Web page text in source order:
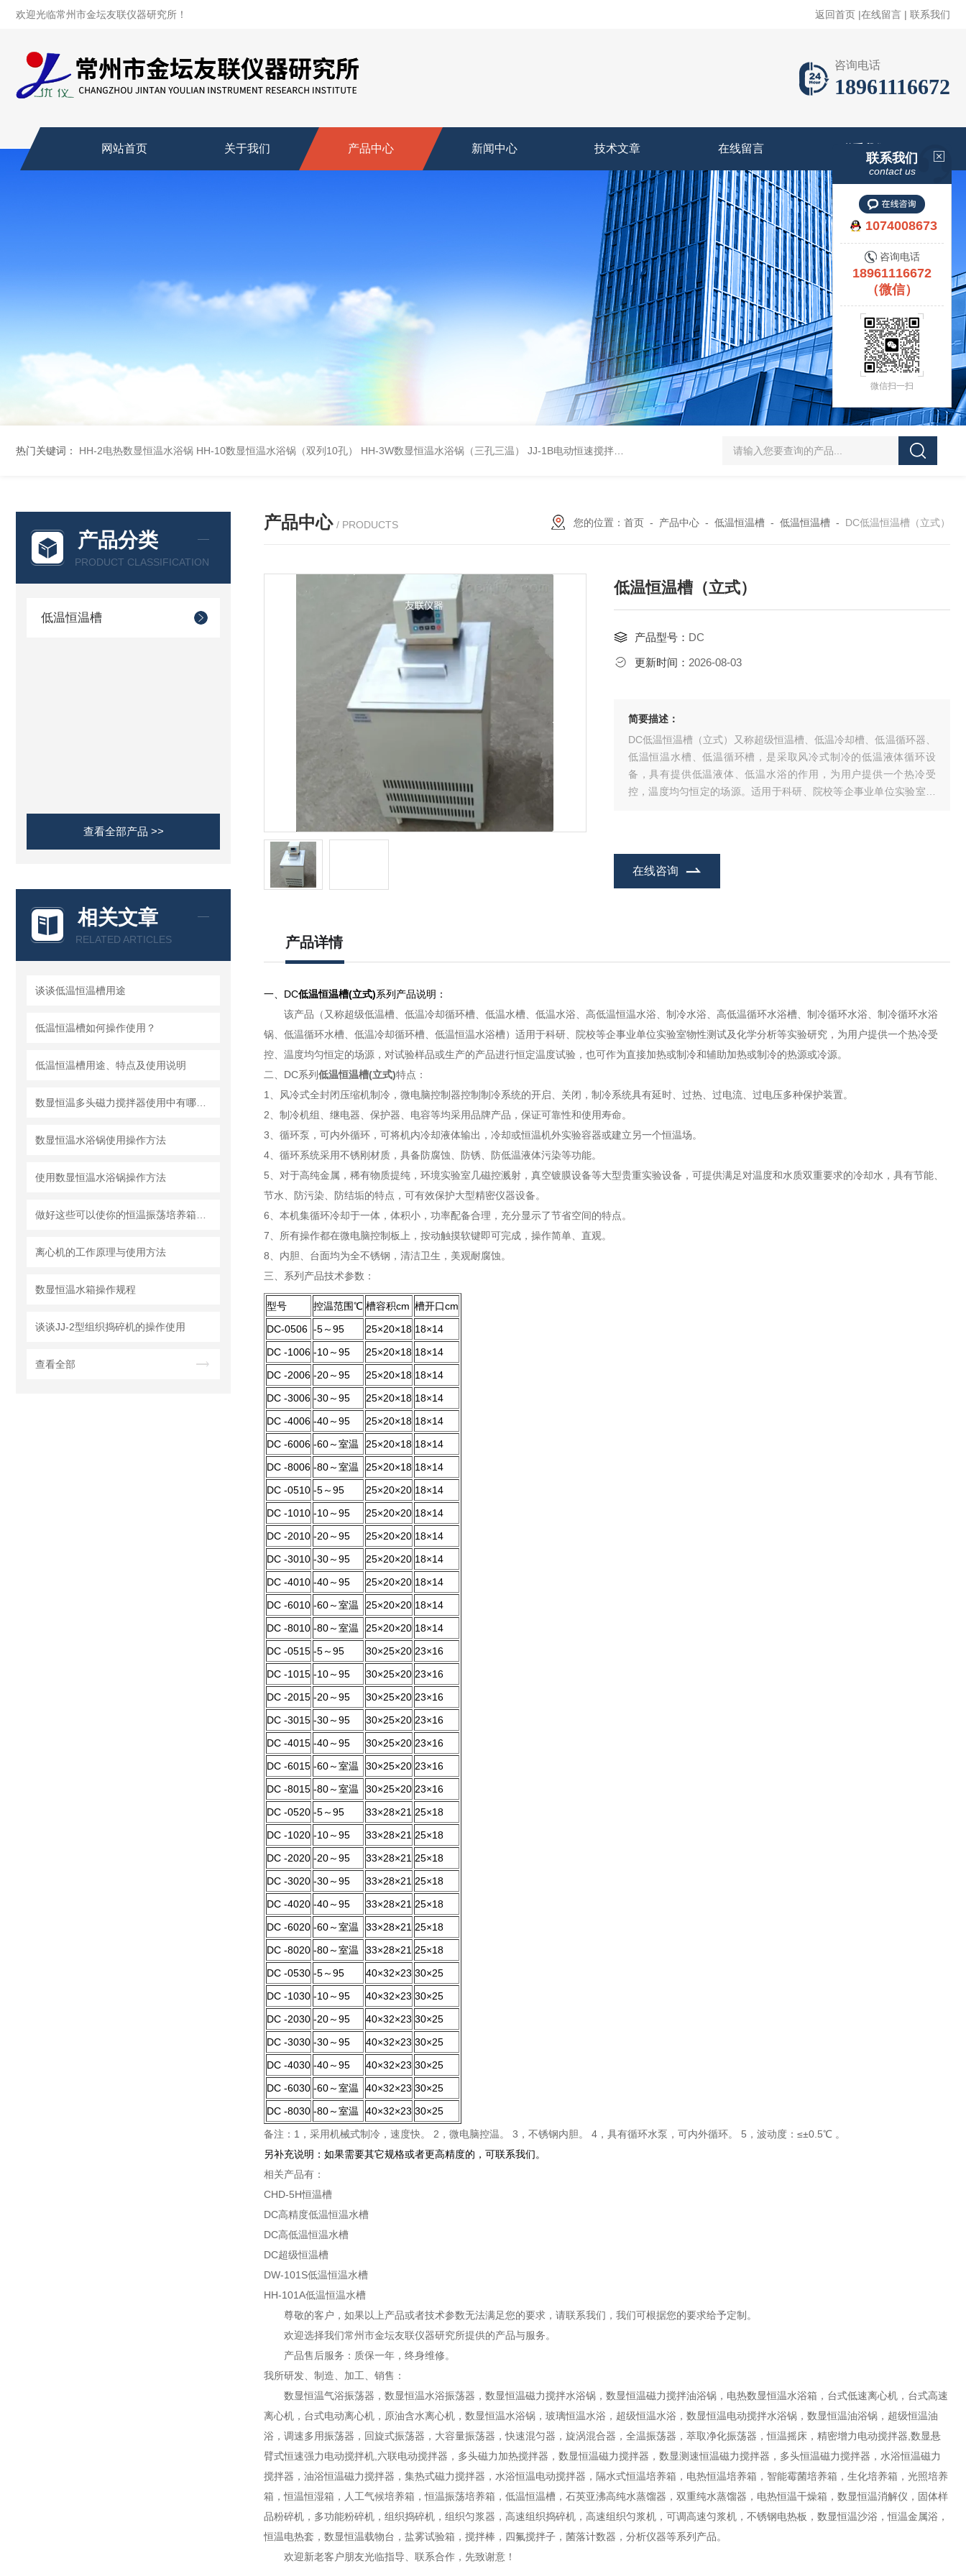
欢迎光临常州市金坛友联仪器研究所！ 返回首页 |在线留言 | 联系我们
咨询电话
18961116672
网站首页 关于我们 产品中心 新闻中心 技术文章 在线留言 联系我们
热门关键词： HH-2电热数显恒温水浴锅 HH-10数显恒温水浴锅（双列10孔） HH-3W数显恒温水浴锅（三孔三温） JJ-1B电动恒速搅拌器 SHZ-D（Ⅲ）循环水式多用真空泵厂家价格 XK97-A菌落计数器生产厂家
产品分类
PRODUCT CLASSIFICATION
低温恒温槽
查看全部产品 >>
相关文章
RELATED ARTICLES
谈谈低温恒温槽用途
低温恒温槽如何操作使用？
低温恒温槽用途、特点及使用说明
数显恒温水浴锅使用操作方法
使用数显恒温水浴锅操作方法
离心机的工作原理与使用方法
数显恒温水箱操作规程
谈谈JJ-2型组织捣碎机的操作使用
查看全部
产品中心 / PRODUCTS 您的位置： 首页 - 产品中心 - 低温恒温槽 - 低温恒温槽 - DC低温恒温槽（立式）
低温恒温槽（立式）
产品型号： DC
更新时间： 2026-08-03
简要描述：
DC低温恒温槽（立式）又称超级恒温槽、低温冷却槽、低温循环器、
低温恒温水槽、低温循环槽，是采取风冷式制冷的低温液体循环设
备，具有提供低温液体、低温水浴的作用，为用户提供一个热冷受
控，温度均匀恒定的场源。适用于科研、院校等企事业单位实验室对
在线咨询
产品详情
一、 DC低温恒温槽(立式)系列产品说明：
该产品（又称超级低温槽、低温冷却循环槽、低温水槽、低温水浴、高低温恒温水浴、制冷水浴、高低温循环水浴槽、制冷循环水浴、制冷循环水浴
锅、低温循环水槽、低温冷却循环槽、低温恒温水浴槽）适用于科研、院校等企事业单位实验室物性测试及化学分析等实验研究，为用户提供一个热冷受
控、温度均匀恒定的场源，对试验样品或生产的产品进行恒定温度试验，也可作为直接加热或制冷和辅助加热或制冷的热源或冷源。
二、DC系列低温恒温槽(立式)特点：
1、风冷式全封闭压缩机制冷，微电脑控制器控制制冷系统的开启、关闭，制冷系统具有延时、过热、过电流、过电压多种保护装置。
2、制冷机组、继电器、保护器、电容等均采用品牌产品，保证可靠性和使用寿命。
3、循环泵，可内外循环，可将机内冷却液体输出，冷却或恒温机外实验容器或建立另一个恒温场。
4、循环系统采用不锈刚材质，具备防腐蚀、防锈、防低温液体污染等功能。
5、对于高纯金属，稀有物质提纯，环境实验室几磁控溅射，真空镀膜设备等大型贵重实验设备，可提供满足对温度和水质双重要求的冷却水，具有节能、
节水、防污染、防结垢的特点，可有效保护大型精密仪器设备。
6、本机集循环冷却于一体，体积小，功率配备合理，充分显示了节省空间的特点。
7、所有操作都在微电脑控制板上，按动触摸软键即可完成，操作简单、直观。
8、内胆、台面均为全不锈钢，清洁卫生，美观耐腐蚀。
三、系列产品技术参数：
型号 控温范围℃ 槽容积cm 槽开口cm
DC-0506 -5～95 25×20×18 18×14
DC -1006 -10～95 25×20×18 18×14
DC -2006 -20～95 25×20×18 18×14
DC -3006 -30～95 25×20×18 18×14
DC -4006 -40～95 25×20×18 18×14
DC -6006 -60～室温 25×20×18 18×14
DC -8006 -80～室温 25×20×18 18×14
DC -0510 -5～95 25×20×20 18×14
DC -1010 -10～95 25×20×20 18×14
DC -2010 -20～95 25×20×20 18×14
DC -3010 -30～95 25×20×20 18×14
DC -4010 -40～95 25×20×20 18×14
DC -6010 -60～室温 25×20×20 18×14
DC -8010 -80～室温 25×20×20 18×14
DC -0515 -5～95 30×25×20 23×16
DC -1015 -10～95 30×25×20 23×16
DC -2015 -20～95 30×25×20 23×16
DC -3015 -30～95 30×25×20 23×16
DC -4015 -40～95 30×25×20 23×16
DC -6015 -60～室温 30×25×20 23×16
DC -8015 -80～室温 30×25×20 23×16
DC -0520 -5～95 33×28×21 25×18
DC -1020 -10～95 33×28×21 25×18
DC -2020 -20～95 33×28×21 25×18
DC -3020 -30～95 33×28×21 25×18
DC -4020 -40～95 33×28×21 25×18
DC -6020 -60～室温 33×28×21 25×18
DC -8020 -80～室温 33×28×21 25×18
DC -0530 -5～95 40×32×23 30×25
DC -1030 -10～95 40×32×23 30×25
DC -2030 -20～95 40×32×23 30×25
DC -3030 -30～95 40×32×23 30×25
DC -4030 -40～95 40×32×23 30×25
DC -6030 -60～室温 40×32×23 30×25
DC -8030 -80～室温 40×32×23 30×25
备注：1，采用机械式制冷，速度快。 2，微电脑控温。 3，不锈钢内胆。 4，具有循环水泵，可内外循环。 5，波动度：≤±0.5℃ 。
另补充说明：如果需要其它规格或者更高精度的，可联系我们。
相关产品有：
CHD-5H恒温槽
DC高精度低温恒温水槽
DC高低温恒温水槽
DC超级恒温槽
DW-101S低温恒温水槽
HH-101A低温恒温水槽
尊敬的客户，如果以上产品或者技术参数无法满足您的要求，请联系我们，我们可根据您的要求给予定制。
欢迎选择我们常州市金坛友联仪器研究所提供的产品与服务。
产品售后服务：质保一年，终身维修。
我所研发、制造、加工、销售：
数显恒温气浴振荡器，数显恒温水浴振荡器，数显恒温磁力搅拌水浴锅，数显恒温磁力搅拌油浴锅，电热数显恒温水浴箱，台式低速离心机，台式高速
离心机，台式电动离心机，原油含水离心机，数显恒温水浴锅，玻璃恒温水浴，超级恒温水浴，数显恒温电动搅拌水浴锅，数显恒温油浴锅，超级恒温油
浴，调速多用振荡器，回旋式振荡器，大容量振荡器，快速混匀器，旋涡混合器，全温振荡器，萃取净化振荡器，恒温摇床，精密增力电动搅拌器,数显悬
臂式恒速强力电动搅拌机,六联电动搅拌器，多头磁力加热搅拌器，数显恒温磁力搅拌器，数显测速恒温磁力搅拌器，多头恒温磁力搅拌器，水浴恒温磁力
搅拌器，油浴恒温磁力搅拌器，集热式磁力搅拌器，水浴恒温电动搅拌器，隔水式恒温培养箱，电热恒温培养箱，智能霉菌培养箱，生化培养箱，光照培养
箱，恒温恒湿箱，人工气候培养箱，恒温振荡培养箱，低温恒温槽，石英亚沸高纯水蒸馏器，双重纯水蒸馏器，电热恒温干燥箱，数显恒温消解仪，固体样
品粉碎机，多功能粉碎机，组织捣碎机，组织匀浆器，高速组织捣碎机，高速组织匀浆机，可调高速匀浆机，不锈钢电热板，数显恒温沙浴，恒温金属浴，
恒温电热套，数显恒温载物台，盐雾试验箱，搅拌棒，四氟搅拌子，菌落计数器，分析仪器等系列产品。
欢迎新老客户朋友光临指导、联系合作，先致谢意！
联系我们
contact us
1074008673
咨询电话
18961116672
（微信）
微信扫一扫